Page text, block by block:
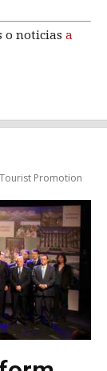
o noticias a